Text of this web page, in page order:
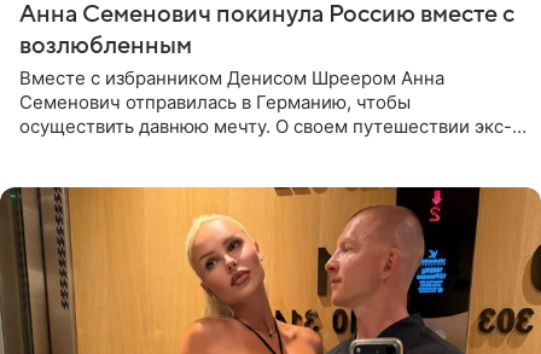
Анна Семенович покинула Россию вместе с
возлюбленным
Вместе с избранником Денисом Шреером Анна
Семенович отправилась в Германию, чтобы
осуществить давнюю мечту. О своем путешествии экс-